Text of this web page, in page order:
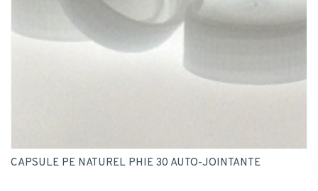
CAPSULE PE NATUREL PHIE 30 AUTO-JOINTANTE